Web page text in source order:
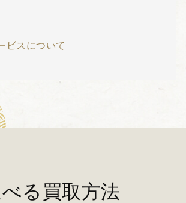
ビスについて
る買取方法